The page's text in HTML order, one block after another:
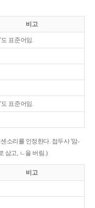
비고
표준어임.
표준어임.
소리를 인정한다. 접두사 '암-
삼고, ㄴ을 버림.)
비고